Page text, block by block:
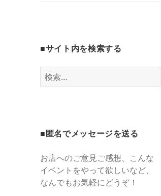
ュ*カフェのよう
にくつろぐ*親子イ
ベントも
■サイト内を検索する
検
索:
■匿名でメッセージを送る
お店へのご意見ご感想、こんな
イベントをやって欲しいなど、
なんでもお気軽にどうぞ！